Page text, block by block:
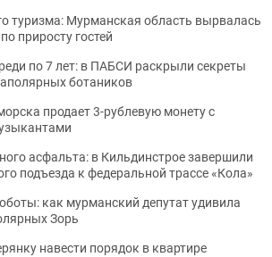
туризма: Мурманская область вырвалась
приросту гостей
по 7 лет: в ПАБСИ раскрыли секреты
ботаников
продает 3-рублевую монету с
асфальта: в Кильдинстрое завершили
подъезда к федеральной трассе «Кола»
как мурманский депутат удивила
Зорь
навести порядок в квартире